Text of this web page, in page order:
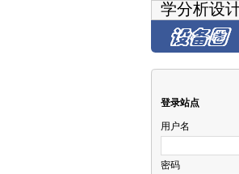
学分析设
登录站点
用户名
密码